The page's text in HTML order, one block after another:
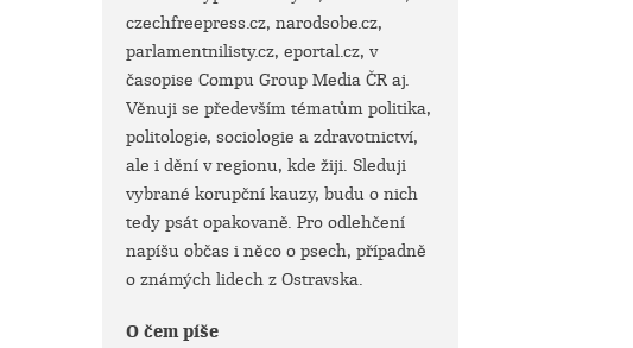
czechfreepress.cz, narodsobe.cz,
parlamentnilisty.cz, eportal.cz, v
časopise Compu Group Media ČR aj.
Věnuji se především tématům politika,
politologie, sociologie a zdravotnictví,
ale i dění v regionu, kde žiji. Sleduji
vybrané korupční kauzy, budu o nich
tedy psát opakovaně. Pro odlehčení
napíšu občas i něco o psech, případně
o známých lidech z Ostravska.
O čem píše